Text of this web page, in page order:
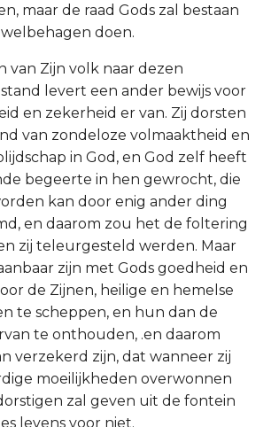
maar de raad Gods zal bestaan
doen.
van Zijn volk naar dezen
levert een ander bewijs voor
en zekerheid er van. Zij dorsten
van zondeloze volmaaktheid en
in God, en God zelf heeft
begeerte in hen gewrocht, die
kan door enig ander ding
en daarom zou het de foltering
zij teleurgesteld werden. Maar
zijn met Gods goedheid en
de Zijnen, heilige en hemelse
te scheppen, en hun dan de
te onthouden, .en daarom
verzekerd zijn, dat wanneer zij
moeilijkheden overwonnen
zal geven uit de fontein
levens voor niet.